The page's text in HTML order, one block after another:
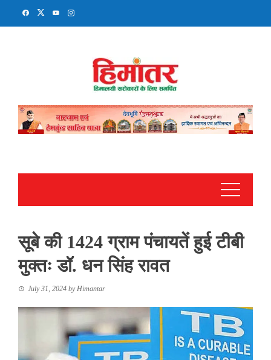
सूबे की 1424 ग्राम पंचायतें हुई टीबी
मुक्तः डॉ. धन सिंह रावत
July 31, 2024 byHimantar